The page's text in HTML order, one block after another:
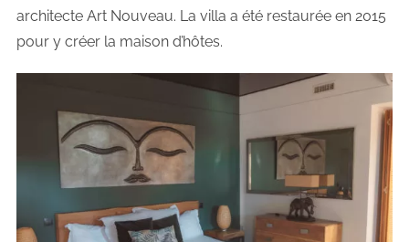
architecte Art Nouveau. La villa a été restaurée en 2015
pour y créer la maison d’hôtes.